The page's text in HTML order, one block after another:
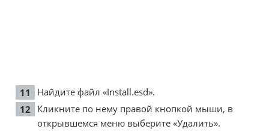
Найдите файл «Install.esd».
Кликните по нему правой кнопкой мыши, в
открывшемся меню выберите «Удалить».